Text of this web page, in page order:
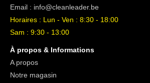
Email : info@cleanleader.be
Horaires : Lun - Ven : 8:30 - 18:00
Sam : 9:30 - 13:00
À propos & Informations
A propos
Notre magasin